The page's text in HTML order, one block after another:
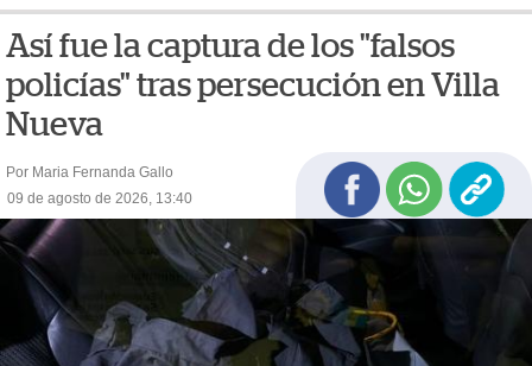
Así fue la captura de los "falsos
policías" tras persecución en Villa
Nueva
Por Maria Fernanda Gallo
09 de agosto de 2026, 13:40